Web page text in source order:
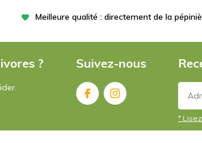
Meilleure qualité : directement de la
? Suivez-nous
*